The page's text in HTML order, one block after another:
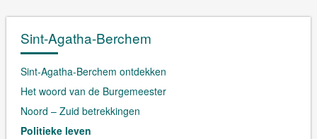
Sint-Agatha-Berchem
Sint-Agatha-Berchem ontdekken
Het woord van de Burgemeester
Noord – Zuid betrekkingen
Politieke leven